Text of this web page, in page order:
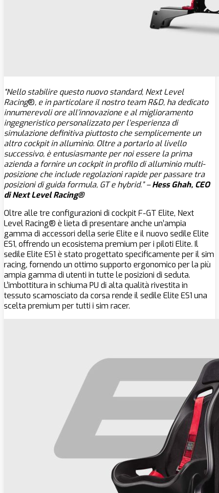
“Nello stabilire questo nuovo standard, Next Level
Racing®, e in particolare il nostro team R&D, ha dedicato
innumerevoli ore all’innovazione e al miglioramento
ingegneristico personalizzato per l’esperienza di
simulazione definitiva piuttosto che semplicemente un
altro cockpit in alluminio. Oltre a portarlo al livello
successivo, è entusiasmante per noi essere la prima
azienda a fornire un cockpit in profilo di alluminio multi-
posizione che include regolazioni rapide per passare tra
posizioni di guida formula, GT e hybrid.”–Hess Ghah, CEO
di Next Level Racing®
Oltre alle tre configurazioni di cockpit F-GT Elite, Next
Level Racing® è lieta di presentare anche un’ampia
gamma di accessori della serie Elite e il nuovo sedile Elite
ES1, offrendo un ecosistema premium per i piloti Elite. Il
sedile Elite ES1 è stato progettato specificamente per il sim
racing, fornendo un ottimo supporto ergonomico per la più
ampia gamma di utenti in tutte le posizioni di seduta.
L’imbottitura in schiuma PU di alta qualità rivestita in
tessuto scamosciato da corsa rende il sedile Elite ES1 una
scelta premium per tutti i sim racer.